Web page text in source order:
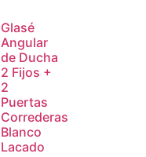
Glasé
Angular
de Ducha
2 Fijos +
2
Puertas
Correderas
Blanco
Lacado